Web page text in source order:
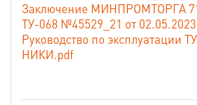
Заключение МИНПРОМТОРГА
ТУ-068 №45529_21 от
Руководство по эксплуатации
НИКИ.pdf